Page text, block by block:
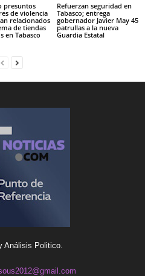
presuntos
de violencia
relacionados
de tiendas
en Tabasco
Refuerzan seguridad en
Tabasco; entrega
gobernador Javier May 45
patrullas a la nueva
Guardia Estatal
Análisis Politico.